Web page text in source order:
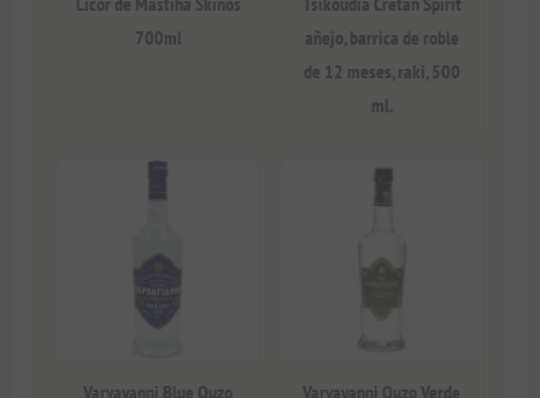
700ml
añejo, barrica de roble
de 12 meses, raki, 500
ml.
Varvayanni Blue Ouzo
Varvayanni Ouzo Verde